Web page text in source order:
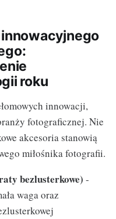
roku
innowacji,
fotograficznej. Nie
akcesoria stanowią
miłośnika fotografii.
bezlusterkowe) -
waga oraz